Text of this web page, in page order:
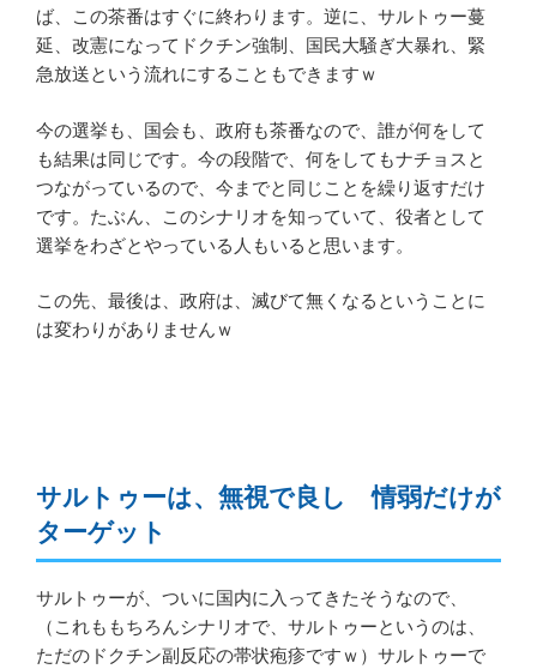
ば、この茶番はすぐに終わります。逆に、サルトゥー蔓
延、改憲になってドクチン強制、国民大騒ぎ大暴れ、緊
急放送という流れにすることもできますｗ
今の選挙も、国会も、政府も茶番なので、誰が何をして
も結果は同じです。今の段階で、何をしてもナチョスと
つながっているので、今までと同じことを繰り返すだけ
です。たぶん、このシナリオを知っていて、役者として
選挙をわざとやっている人もいると思います。
この先、最後は、政府は、滅びて無くなるということに
は変わりがありませんｗ
サルトゥーは、無視で良し 情弱だけが
ターゲット
サルトゥーが、ついに国内に入ってきたそうなので、
（これももちろんシナリオで、サルトゥーというのは、
ただのドクチン副反応の帯状疱疹ですｗ）サルトゥーで